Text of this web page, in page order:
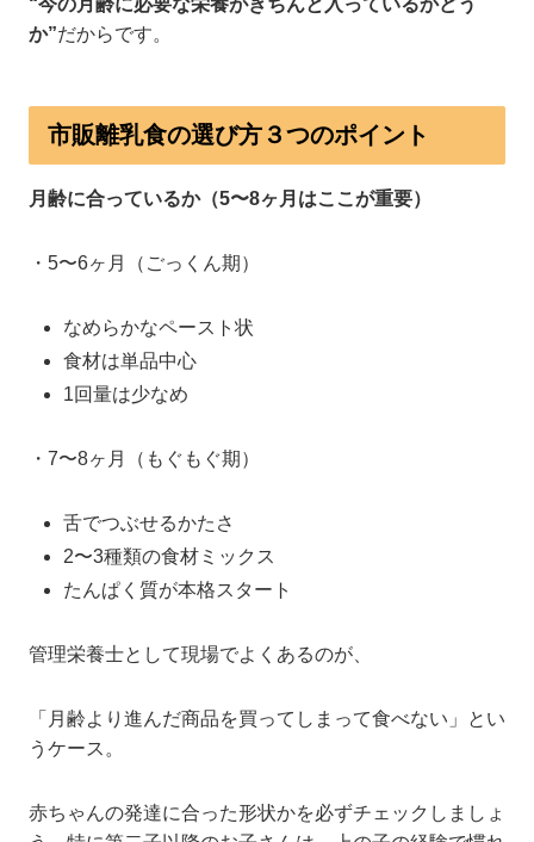
“今の月齢に必要な栄養がきちんと入っているかどう
か”だからです。
市販離乳食の選び方３つのポイント
月齢に合っているか（5〜8ヶ月はここが重要）
・5〜6ヶ月（ごっくん期）
なめらかなペースト状
食材は単品中心
1回量は少なめ
・7〜8ヶ月（もぐもぐ期）
舌でつぶせるかたさ
2〜3種類の食材ミックス
たんぱく質が本格スタート
管理栄養士として現場でよくあるのが、
「月齢より進んだ商品を買ってしまって食べない」とい
うケース。
赤ちゃんの発達に合った形状かを必ずチェックしましょ